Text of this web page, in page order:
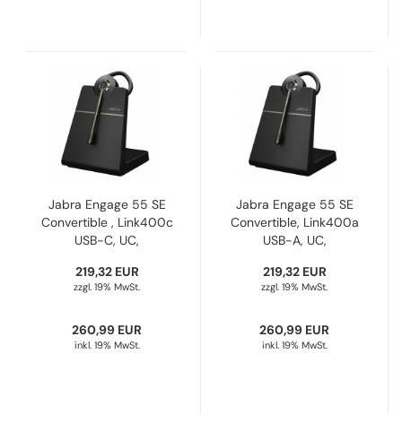
Jabra Engage 55 SE
Convertible , Link400c
USB-C, UC,
435-111
219,32 EUR
zzgl. 19% MwSt.
260,99 EUR
inkl. 19% MwSt.
Jabra Engage 55 SE
Convertible, Link400a
USB-A, UC,
415-111
219,32 EUR
zzgl. 19% MwSt.
260,99 EUR
inkl. 19% MwSt.